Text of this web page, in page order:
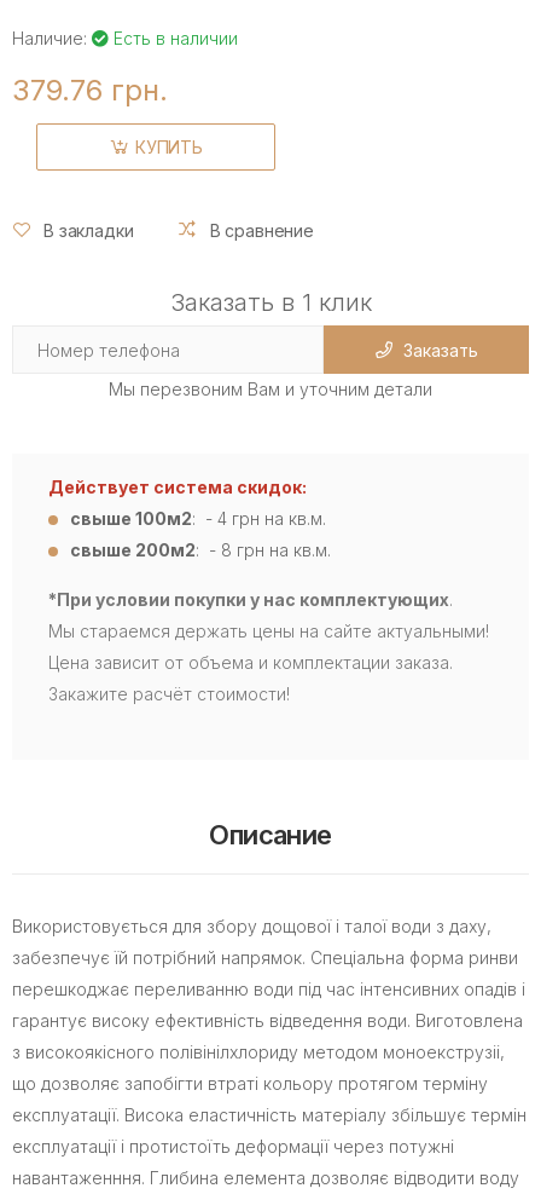
Наличие: Есть в наличии
379.76 грн.
КУПИТЬ
В закладки В сравнение
Заказать в 1 клик
Заказать
Мы перезвоним Вам и уточним детали
Действует система скидок:
свыше 100м2: - 4 грн на кв.м.
свыше 200м2: - 8 грн на кв.м.
*При условии покупки у нас комплектующих.
Мы стараемся держать цены на сайте актуальными!
Цена зависит от объема и комплектации заказа.
Закажите расчёт стоимости!
Описание
Використовується для збору дощової і талої води з даху,
забезпечує їй потрібний напрямок. Спеціальна форма ринви
перешкоджає переливанню води під час інтенсивних опадів і
гарантує високу ефективність відведення води. Виготовлена
з високоякісного полівінілхлориду методом моноекструзіі,
що дозволяє запобігти втраті кольору протягом терміну
експлуатації. Висока еластичність матеріалу збільшує термін
експлуатації і протистоїть деформації через потужні
навантаженння. Глибина елемента дозволяє відводити воду